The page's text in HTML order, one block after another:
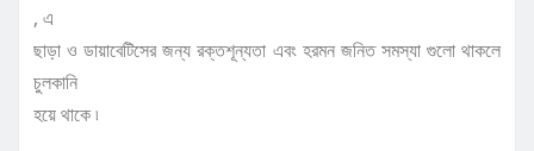
, এ
ছাড়া ও ডায়াবেটিসের জন্য রক্তশূন্যতা এবং হরমন জনিত সমস্যা গুলো থাকলে
চুলকানি
হয়ে থাকে ৷